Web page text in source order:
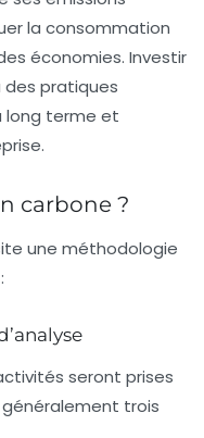
la consommation
économies. Investir
pratiques
long terme et
carbone ?
une méthodologie
seront prises
trois